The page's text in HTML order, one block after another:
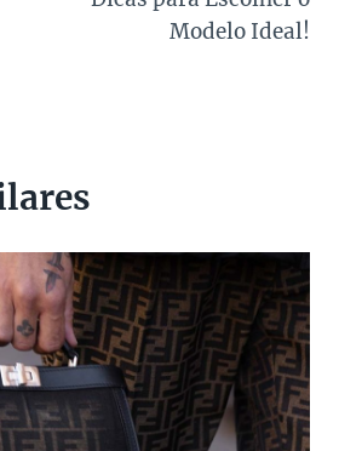
Modelo Ideal!